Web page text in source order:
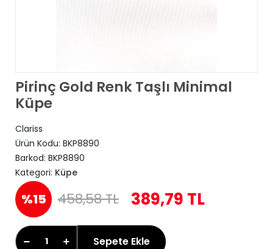
Pirinç Gold Renk Taşlı Minimal
Küpe
Clariss
Ürün Kodu: BKP8890
Barkod: BKP8890
Kategori: Küpe
%15 458,58 TL 389,79 TL
Sepete Ekle